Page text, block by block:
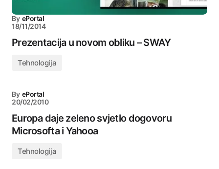
By ePortal
18/11/2014
Prezentacija u novom obliku – SWAY
Tehnologija
By ePortal
20/02/2010
Europa daje zeleno svjetlo dogovoru
Microsofta i Yahooa
Tehnologija